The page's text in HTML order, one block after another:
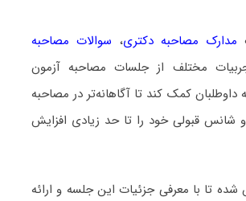
مدارک مصاحبه دکتری، سوالات مصاحبه
مختلف از جلسات مصاحبه آزمون
داوطلبان کمک کند تا آگاهانه‌تر در مصاحبه
شانس قبولی خود را تا حد زیادی افزایش
شده تا با معرفی جزئیات این جلسه و ارائه